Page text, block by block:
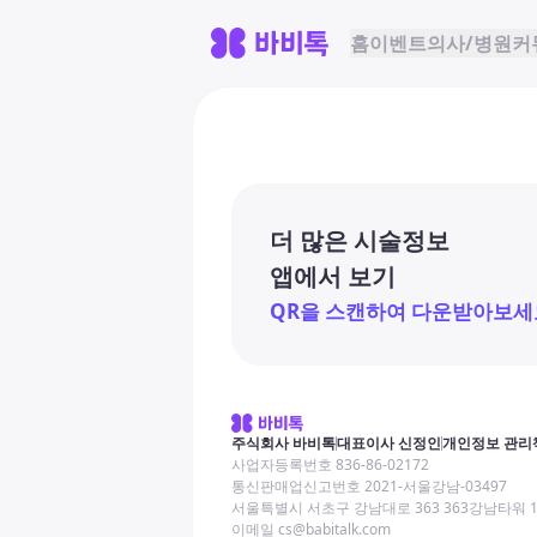
홈이벤트의사/병원커
더 많은 시술정보
앱에서 보기
QR을 스캔하여 다운받아보세
주식회사 바비톡대표이사 신정인개인정보 관리
사업자등록번호 836-86-02172
통신판매업신고번호 2021-서울강남-03497
서울특별시 서초구 강남대로 363 363강남타워
이메일 cs@babitalk.com